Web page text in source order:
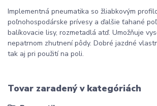
Implementná pneumatika so žliabkovým
poľnohospodárske prívesy a ďalšie ťahané
balíkovacie lisy, rozmetadlá atď. Umožňuje
nepatrnom zhutnení pôdy. Dobré jazdné
tak aj pri použití na poli.
Tovar zaradený v kategóriách